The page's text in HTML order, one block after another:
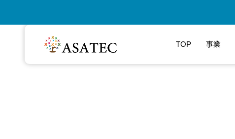
TOP 事業